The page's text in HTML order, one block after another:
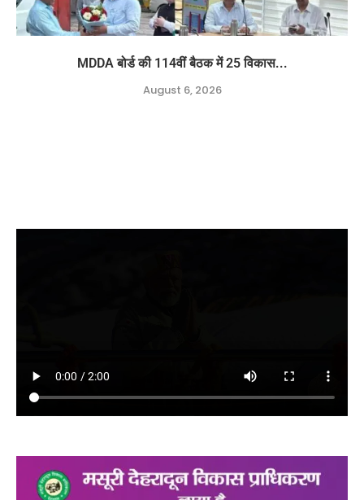
MDDA बोर्ड की 114वीं बैठक में 25 विकास...
August 6, 2026